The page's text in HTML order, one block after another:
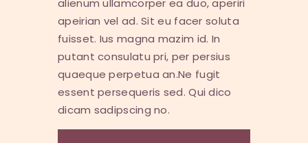
alienum ullamcorper ea duo, aperiri
apeirian vel ad. Sit eu facer soluta
fuisset. Ius magna mazim id. In
putant consulatu pri, per persius
quaeque perpetua an.Ne fugit
essent persequeris sed. Qui dico
dicam sadipscing no.